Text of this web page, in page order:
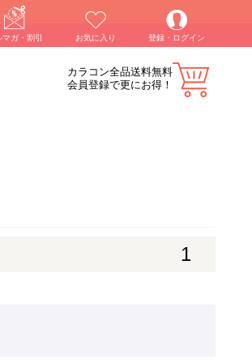
マガ・割引 お気に入り 登録・ログイン
カラコン全品送料無料
会員登録で更にお得！
1